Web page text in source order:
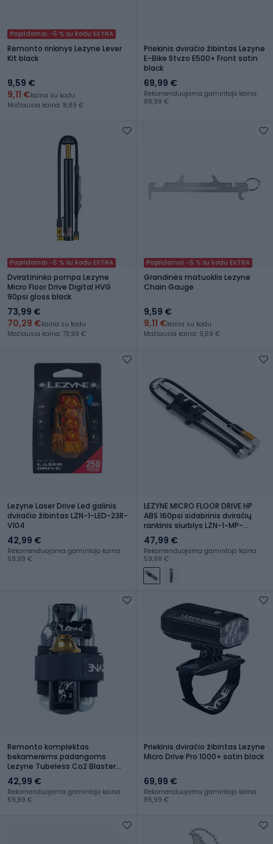
Papildomai -5 % su kodu EXTRA
Remonto rinkinys Lezyne Lever
Kit black
9,59 €
9,11 €kaina su kodu
Mažiausia kaina: 8,89 €
Priekinis dviračio žibintas Lezyne
E-Bike Stvzo E500+ Front satin
black
69,99 €
Rekomenduojama gamintojo kaina:
88,99 €
Papildomai -5 % su kodu EXTRA
Dviratininko pompa Lezyne
Micro Floor Drive Digital HVG
90psi gloss black
73,99 €
70,29 €kaina su kodu
Mažiausia kaina: 73,99 €
Papildomai -5 % su kodu EXTRA
Grandinės matuoklis Lezyne
Chain Gauge
9,59 €
9,11 €kaina su kodu
Mažiausia kaina: 9,59 €
Lezyne Laser Drive Led galinis
dviračio žibintas LZN-1-LED-23R-
V104
42,99 €
Rekomenduojama gamintojo kaina:
69,99 €
LEZYNE MICRO FLOOR DRIVE HP
ABS 160psi sidabrinis dviračių
rankinis siurblys LZN-1-MP-
MFDR-V2HP
47,99 €
Rekomenduojama gamintojo kaina:
59,99 €
Remonto komplektas
bekamerėms padangoms
Lezyne Tubeless Co2 Blaster
black/gold
42,99 €
Rekomenduojama gamintojo kaina:
69,99 €
Priekinis dviračio žibintas Lezyne
Micro Drive Pro 1000+ satin black
69,99 €
Rekomenduojama gamintojo kaina:
85,99 €